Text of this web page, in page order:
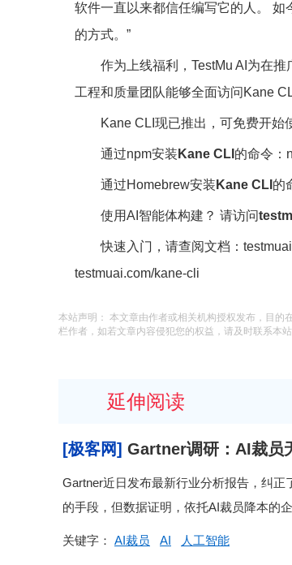
软件一直以来都信任编写它的人。
的方式。”
作为上线福利，TestMu AI为在
工程和质量团队能够全面访问Kane
Kane CLI现已推出，可免费开始
通过npm安装 Kane CLI 的命令：
通过Homebrew安装 Kane CLI 的
使用AI智能体构建？ 请访问
快速入门，请查阅文档：
testmuai.com/kane-cli
本站声明： 本文章由作者或相关机构授权发布，目的
栏作者，如若文章内容侵犯您的权益，请及时联系本
延伸阅读
[极客网] Gartner调研：AI裁员
Gartner近日发布最新行业分析报告，纠
的手段，但数据证明，依托AI裁员降本的
关键字： AI裁员 AI 人工智能